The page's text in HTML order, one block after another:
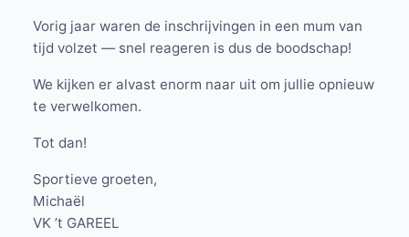
Vorig jaar waren de inschrijvingen in een mum van
tijd volzet — snel reageren is dus de boodschap!
We kijken er alvast enorm naar uit om jullie opnieuw
te verwelkomen.
Tot dan!
Sportieve groeten,
Michaël
VK ’t GAREEL